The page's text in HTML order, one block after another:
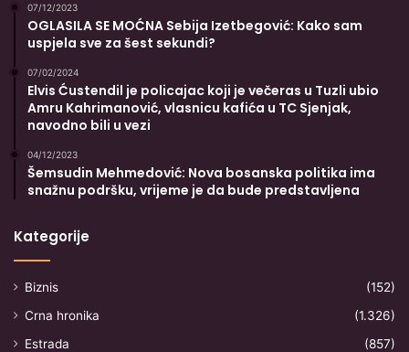
07/12/2023
OGLASILA SE MOĆNA Sebija Izetbegović: Kako sam
uspjela sve za šest sekundi?
07/02/2024
Elvis Ćustendil je policajac koji je večeras u Tuzli ubio
Amru Kahrimanović, vlasnicu kafića u TC Sjenjak,
navodno bili u vezi
04/12/2023
Šemsudin Mehmedović: Nova bosanska politika ima
snažnu podršku, vrijeme je da bude predstavljena
Kategorije
Biznis
(152)
Crna hronika
(1.326)
Estrada
(857)